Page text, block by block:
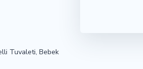
Tuvaleti, Bebek